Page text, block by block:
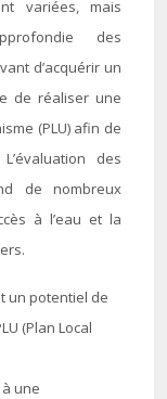
variées, mais
des
d’acquérir un
de réaliser une
(PLU) afin de
des
de nombreux
à l’eau et la
un potentiel de
(Plan Local
une